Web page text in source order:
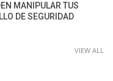
MANIPULAR TUS
DE SEGURIDAD
VIEW ALL